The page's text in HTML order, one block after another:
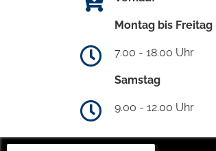
Montag bis Freitag
7.00 - 18.00 Uhr
Samstag
9.00 - 12.00 Uhr